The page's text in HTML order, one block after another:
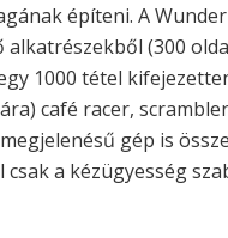
építeni. A
alkatrészekből (300
1000 tétel
café racer,
gép is
csak a kézügyesség